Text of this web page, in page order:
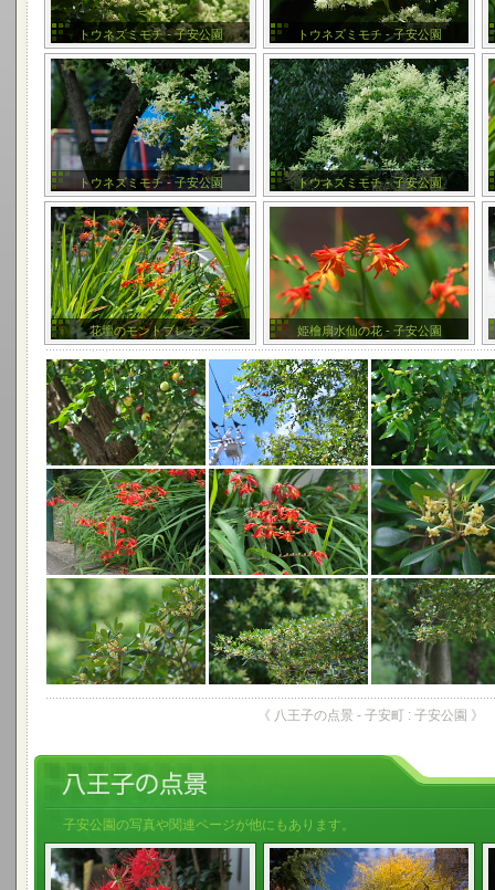
トウネズミモチ - 子安公園 トウネズミモチ - 子安公園
トウネズミモチ - 子安公園 トウネズミモチ - 子安公園
花壇のモントブレチア 姫檜扇水仙の花 - 子安公園
《 八王子の点景 - 子安町 : 子安公園 》
子安公園の写真や関連ページが他にもあります。